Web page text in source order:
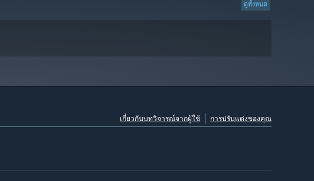
ดูทั้งหมด
เกี่ยวกับบทวิจารณ์จากผู้ใช้ การปรับแต่งของคุณ